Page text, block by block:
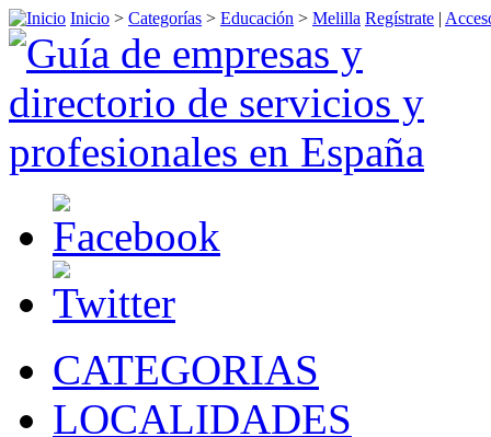
Inicio > Categorías > Educación > Melilla Regístrate |
CATEGORIAS
LOCALIDADES